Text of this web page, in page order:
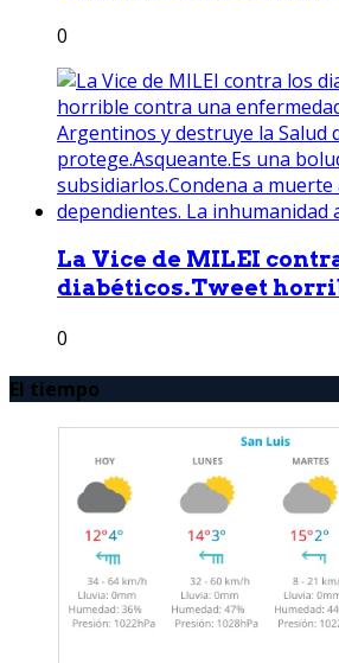
0
La Vice de MILEI
diabéticos.Tweet
0
El tiempo